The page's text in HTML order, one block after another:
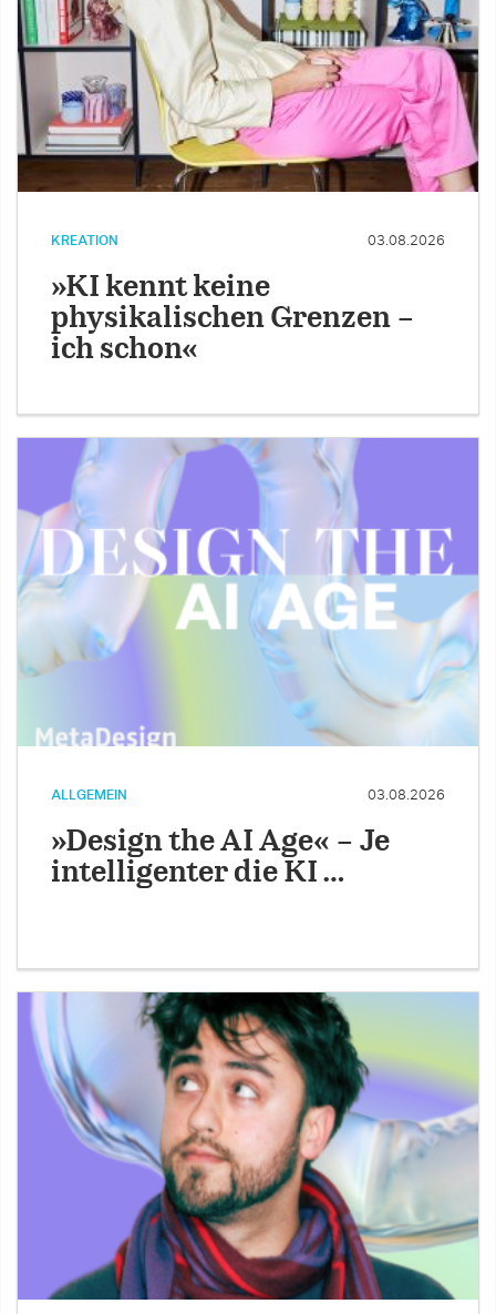
KREATION 03.08.2026
»KI kennt keine
physikalischen Grenzen –
ich schon«
ALLGEMEIN 03.08.2026
»Design the AI Age« – Je
intelligenter die KI …